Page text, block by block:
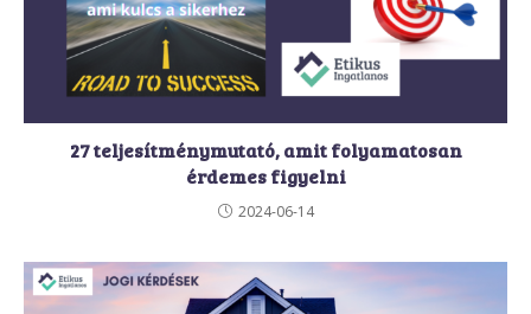
27 teljesítménymutató, amit folyamatosan
érdemes figyelni
2024-06-14